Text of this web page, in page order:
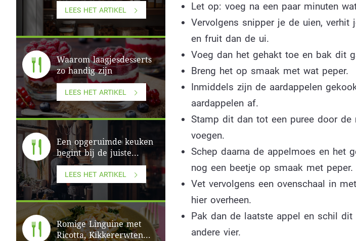
LEES HET ARTIKEL
Waarom laagjesdesserts
zo handig zijn
LEES HET ARTIKEL
Een opgeruimde keuken
begint bij de juiste...
LEES HET ARTIKEL
Romige Linguine met
Ricotta, Kikkererwten...
Let op: voeg na een paar minuten
Vervolgens snipper je de uien,
en fruit dan de ui.
Voeg dan het gehakt toe en bak dit
Breng het op smaak met wat peper.
Inmiddels zijn de aardappelen
aardappelen af.
Stamp dit dan tot een puree door
voegen.
Schep daarna de appelmoes en het
nog een beetje op smaak met peper.
Vet vervolgens een ovenschaal in
hier overheen.
Pak dan de laatste appel en schil
andere vier.